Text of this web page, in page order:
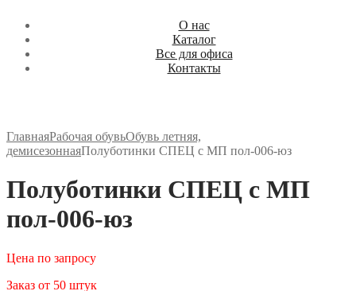
О нас
Каталог
Все для офиса
Контакты
ГлавнаяРабочая обувьОбувь летняя,
демисезоннаяПолуботинки СПЕЦ с МП пол-006-юз
Полуботинки СПЕЦ с МП
пол-006-юз
Цена по запросу
Заказ от 50 штук